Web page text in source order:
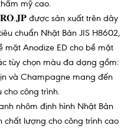
mỹ cao.
được sản xuất trên dây
chuẩn Nhật Bản JIS H8602,
mặt Anodize ED cho bề mặt
tùy chọn màu đa dạng gồm:
và Champagne mang đến
công trình.
nhôm định hình Nhật Bản
lượng cho công trình cao